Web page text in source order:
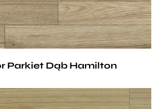
Parkiet Dąb Hamilton